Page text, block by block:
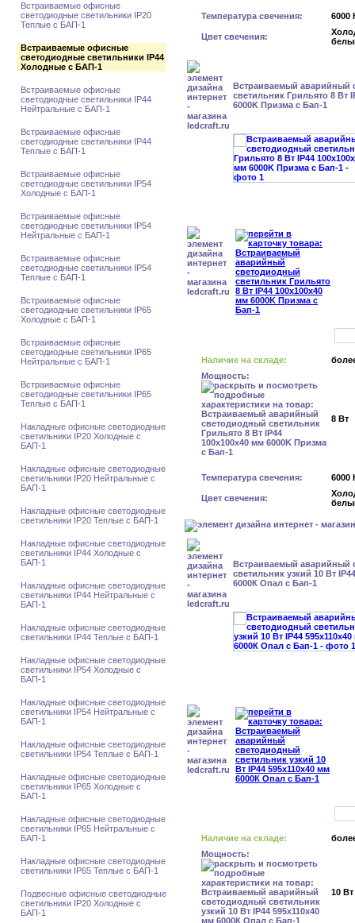
Встраиваемые офисные
светодиодные светильники IP20
Теплые с БАП-1
Встраиваемые офисные
светодиодные светильники IP44
Холодные с БАП-1
Встраиваемые офисные
светодиодные светильники IP44
Нейтральные с БАП-1
Встраиваемые офисные
светодиодные светильники IP44
Теплые с БАП-1
Встраиваемые офисные
светодиодные светильники IP54
Холодные с БАП-1
Встраиваемые офисные
светодиодные светильники IP54
Нейтральные с БАП-1
Встраиваемые офисные
светодиодные светильники IP54
Теплые с БАП-1
Встраиваемые офисные
светодиодные светильники IP65
Холодные с БАП-1
Встраиваемые офисные
светодиодные светильники IP65
Нейтральные с БАП-1
Встраиваемые офисные
светодиодные светильники IP65
Теплые с БАП-1
Накладные офисные светодиодные
светильники IP20 Холодные с
БАП-1
Накладные офисные светодиодные
светильники IP20 Нейтральные с
БАП-1
Накладные офисные светодиодные
светильники IP20 Теплые с БАП-1
Накладные офисные светодиодные
светильники IP44 Холодные с
БАП-1
Накладные офисные светодиодные
светильники IP44 Нейтральные с
БАП-1
Накладные офисные светодиодные
светильники IP44 Теплые с БАП-1
Накладные офисные светодиодные
светильники IP54 Холодные с
БАП-1
Накладные офисные светодиодные
светильники IP54 Нейтральные с
БАП-1
Накладные офисные светодиодные
светильники IP54 Теплые с БАП-1
Накладные офисные светодиодные
светильники IP65 Холодные с
БАП-1
Накладные офисные светодиодные
светильники IP65 Нейтральные с
БАП-1
Накладные офисные светодиодные
светильники IP65 Теплые с БАП-1
Подвесные офисные светодиодные
светильники IP20 Холодные с
БАП-1
Температура свечения: 6000
Цвет свечения:
Встраиваемый аварийный
светильник Грильято 8 Вт
6000K Призма с Бап-1
Наличие на складе:
Мощность:
8 Вт
Температура свечения: 6000
Цвет свечения:
Встраиваемый аварийный
светильник узкий 10 Вт
6000К Опал с Бап-1
Наличие на складе:
Мощность:
10 Вт